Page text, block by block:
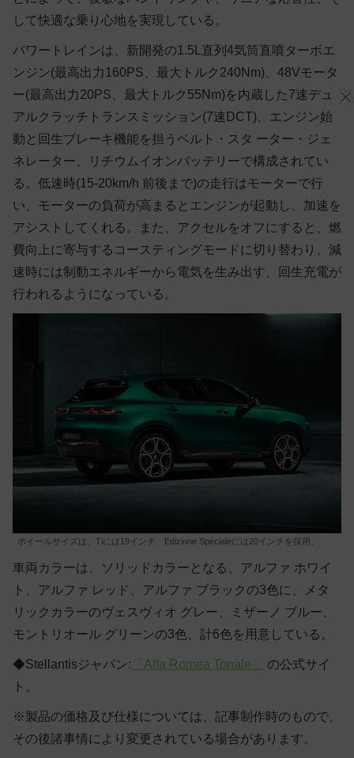
して快適な乗り心地を実現している。
パワートレインは、新開発の1.5L直列4気筒直噴ターボエ
ンジン(最高出力160PS、最大トルク240Nm)、48Vモータ
ー(最高出力20PS、最大トルク55Nm)を内蔵した7速デュ
アルクラッチトランスミッション(7速DCT)、エンジン始
動と回生ブレーキ機能を担うベルト・スタ ーター・ジェ
ネレーター、リチウムイオンバッテリーで構成されてい
る。低速時(15-20km/h 前後まで)の走行はモーターで行
い、モーターの負荷が高まるとエンジンが起動し、加速を
アシストしてくれる。また、アクセルをオフにすると、燃
費向上に寄与するコースティングモードに切り替わり、減
速時には制動エネルギーから電気を生み出す、回生充電が
行われるようになっている。
ホイールサイズは、Tiには19インチ、Edizione Specialeには20インチを採用。
車両カラーは、ソリッドカラーとなる、アルファ ホワイ
ト、アルファ レッド、アルファ ブラックの3色に、メタ
リックカラーのヴェスヴィオ グレー、ミザーノ ブルー、
モントリオール グリーンの3色、計6色を用意している。
◆Stellantisジャパン: 「Alfa Romea Tonale」
の公式サイ
ト。
※製品の価格及び仕様については、記事制作時のもので、
その後諸事情により変更されている場合があります。